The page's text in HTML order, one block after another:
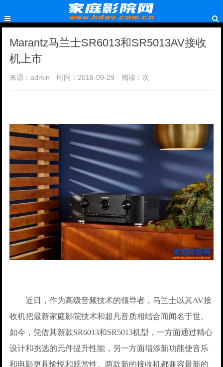
Marantz马兰士SR6013和SR5013AV接收
机上市
来源：admin 时间：2018-09-29 阅读： 次
近日，作为高级音频技术的领导者，马兰士以其AV接
收机把最新家庭影院技术和超凡音质相结合而闻名于世。
如今，凭借其新款SR6013和SR5013机型，一方面通过精心
设计和挑选的元件提升性能，另一方面增添新功能使音乐
和电影更具愉悦和观赏性。两款新的接收机都兼容最新的